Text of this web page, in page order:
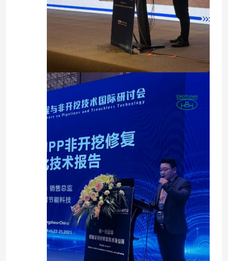
إرسال
جولة في المعمل
رقابة جودة
اتصل بنا
اطلب اقتباس
معدات الأشعة فوق البنفسجية CIPP
الأشعة فوق البنفسجية علاجه CIPP
بطانة UV CIPP